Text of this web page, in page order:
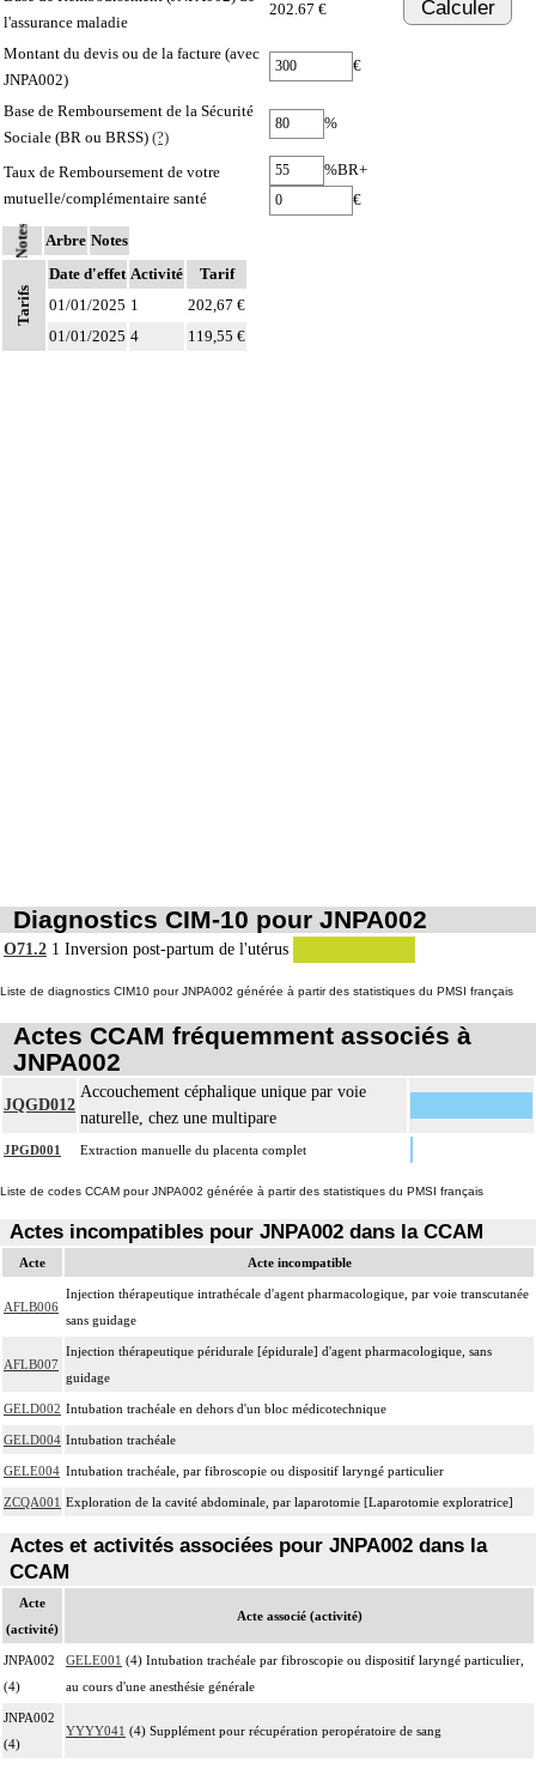
l'assurance maladie
202.67 € Calculer
Montant du devis ou de la facture (avec
JNPA002)
€
Base de Remboursement de la Sécurité
Sociale (BR ou BRSS) (?)
%
Taux de Remboursement de votre
mutuelle/complémentaire santé
%BR+
€
Notes Arbre Notes
Tarifs
Date d'effet Activité
Tarif
01/01/2025 1
202,67 €
01/01/2025 4 119,55 €
Diagnostics CIM-10 pour JNPA002
O71.2 1 Inversion post-partum de l'utérus
Liste de diagnostics CIM10 pour JNPA002 générée à partir des statistiques du PMSI français
Actes CCAM fréquemment associés à
JNPA002
JQGD012
Accouchement céphalique unique par voie
naturelle, chez une multipare
JPGD001 Extraction manuelle du placenta complet
Liste de codes CCAM pour JNPA002 générée à partir des statistiques du PMSI français
Actes incompatibles pour JNPA002 dans la CCAM
Acte Acte incompatible
AFLB006
Injection thérapeutique intrathécale d'agent pharmacologique, par voie transcutanée
sans guidage
AFLB007
Injection thérapeutique péridurale [épidurale] d'agent pharmacologique, sans
guidage
GELD002 Intubation trachéale en dehors d'un bloc médicotechnique
GELD004 Intubation trachéale
GELE004 Intubation trachéale, par fibroscopie ou dispositif laryngé particulier
ZCQA001 Exploration de la cavité abdominale, par laparotomie [Laparotomie exploratrice]
Actes et activités associées pour JNPA002 dans la
CCAM
Acte
(activité)
Acte associé (activité)
JNPA002
(4)
GELE001 (4) Intubation trachéale par fibroscopie ou dispositif laryngé particulier,
au cours d'une anesthésie générale
JNPA002
(4)
YYYY041 (4) Supplément pour récupération peropératoire de sang